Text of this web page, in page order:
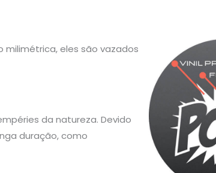
milimétrica, eles são vazados
da natureza. Devido
duração, como